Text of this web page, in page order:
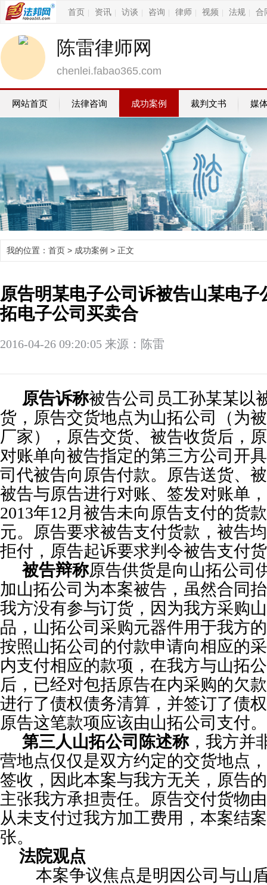
首页 资讯 访谈 咨询 律师 视频 法规 合
陈雷律师网
chenlei.fabao365.com
网站首页 法律咨询 成功案例 裁判文书 媒
我的位置： 首页 > 成功案例 > 正文
原告明某电子公司诉被告山某电子
拓电子公司买卖合
2016-04-26 09:20:05 来源：陈雷
原告诉称被告公司员工孙某某以
货，原告交货地点为山拓公司（为
厂家），原告交货、被告收货后，
对账单向被告指定的第三方公司开
司代被告向原告付款。原告送货、
被告与原告进行对账、签发对账单
2013年12月被告未向原告支付的货
元。原告要求被告支付货款，被告
拒付，原告起诉要求判令被告支付
被告辩称原告供货是向山拓公司
加山拓公司为本案被告，虽然合同
我方没有参与订货，因为我方采购
品，山拓公司采购元器件用于我方
按照山拓公司的付款申请向相应的
内支付相应的款项，在我方与山拓
后，已经对包括原告在内采购的欠
进行了债权债务清算，并签订了债
原告这笔款项应该由山拓公司支付。
第三人山拓公司陈述称，我方并
营地点仅仅是双方约定的交货地点
签收，因此本案与我方无关，原告
主张我方承担责任。原告交付货物
从未支付过我方加工费用，本案结
张。
法院观点
本案争议焦点是明因公司与山